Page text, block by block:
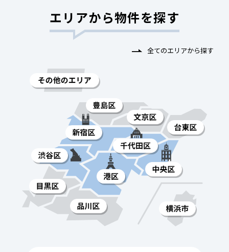
エリアから物件を探す
全てのエリアから探す